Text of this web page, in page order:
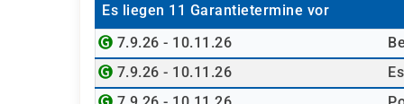
Es liegen 11 Garantietermine vor
7.9.26 - 10.11.26
7.9.26 - 10.11.26